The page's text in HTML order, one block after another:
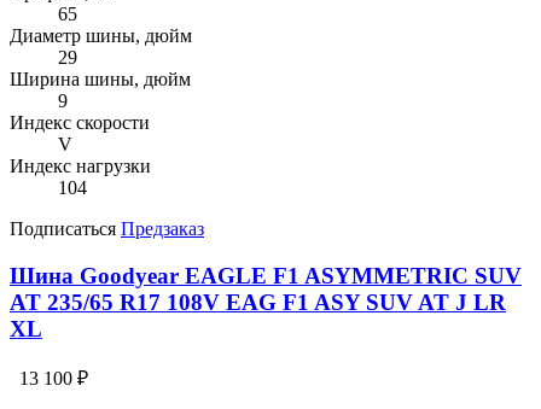
65
Диаметр шины, дюйм
29
Ширина шины, дюйм
9
Индекс скорости
V
Индекс нагрузки
104
Подписаться Предзаказ
Шина Goodyear EAGLE F1 ASYMMETRIC SUV
AT 235/65 R17 108V EAG F1 ASY SUV AT J LR
XL
13 100 ₽